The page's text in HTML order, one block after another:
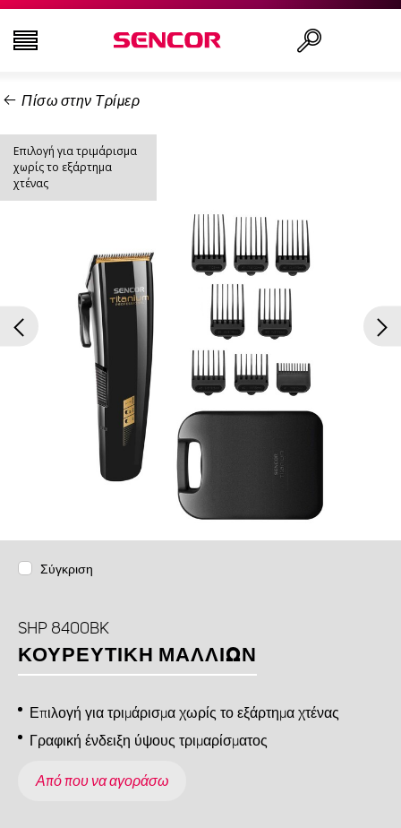
ΤΗΛΕΟΡΆΣΕΙΣ
ΕΙΚΌΝΑ & ΉΧΟΣ
ΟΙΚΙΑΚΌΣ ΕΞΟΠΛΙΣΜΌΣ
ΝΟΙΚΟΚΥΡΙΌ
ΥΓΕΊΑ ΚΑΙ ΟΜΟΡΦΙΆ
ΕΊΔΗ ΓΡΑΦΕΊΟΥ ΚΑΙ ΚΑΛΏΔΙΑ
Πίσω στην Τρίμερ
Επιλογή για τριμάρισμα
χωρίς το εξάρτημα
χτένας
Σύγκριση
SHP 8400BK
ΚΟΥΡΕΥΤΙΚΉ ΜΑΛΛΙΏΝ
Επιλογή για τριμάρισμα χωρίς το εξάρτημα χτένας
Γραφική ένδειξη ύψους τριμαρίσματος
Από που να αγοράσω